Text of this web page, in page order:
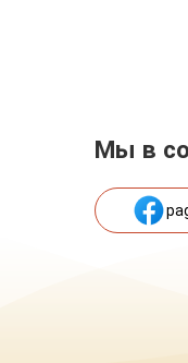
Мы в